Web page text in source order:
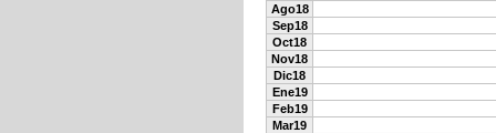
Ago18
Sep18
Oct18
Nov18
Dic18
Ene19
Feb19
Mar19